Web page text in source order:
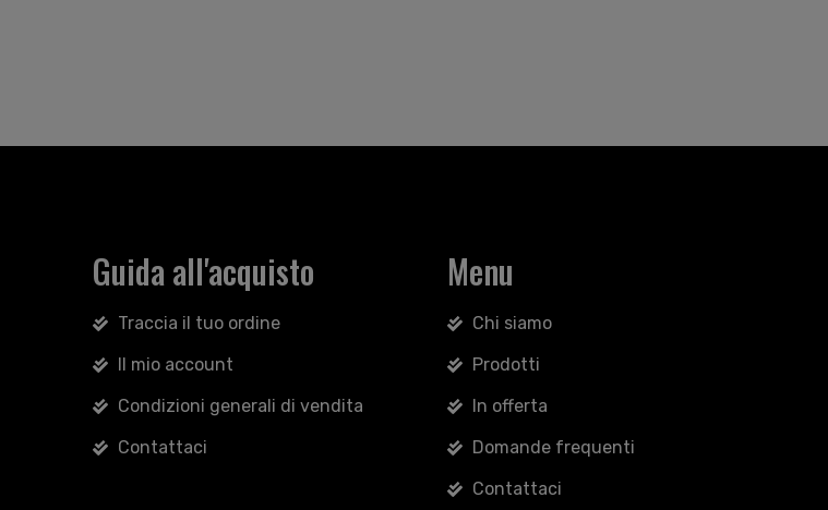
Guida all'acquisto
Traccia il tuo ordine
Il mio account
Condizioni generali di vendita
Contattaci
Menu
Chi siamo
Prodotti
In offerta
Domande frequenti
Contattaci